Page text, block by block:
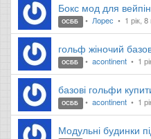
Бокс мод для
ОСББ Лopeс 1 рік,
гольф жіночий
ОСББ acontinent 1
базові гольфи
ОСББ acontinent 1
Модульні будинки